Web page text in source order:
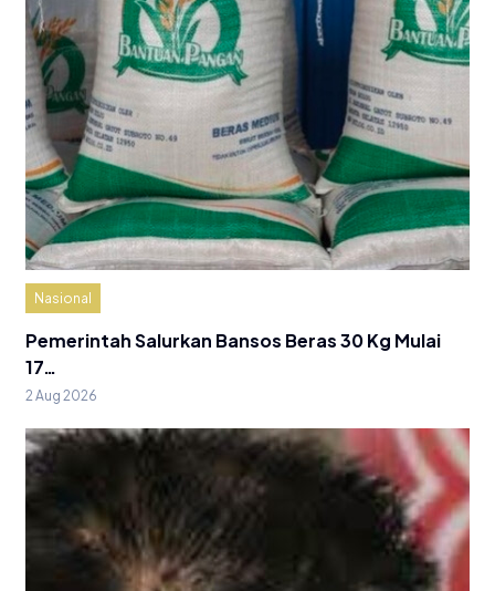
Nasional
Pemerintah Salurkan Bansos Beras 30 Kg Mulai
17…
2 Aug 2026